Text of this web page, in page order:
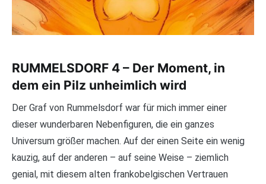
RUMMELSDORF 4 – Der Moment, in
dem ein Pilz unheimlich wird
Der Graf von Rummelsdorf war für mich immer einer
dieser wunderbaren Nebenfiguren, die ein ganzes
Universum größer machen. Auf der einen Seite ein wenig
kauzig, auf der anderen – auf seine Weise – ziemlich
genial, mit diesem alten frankobelgischen Vertrauen